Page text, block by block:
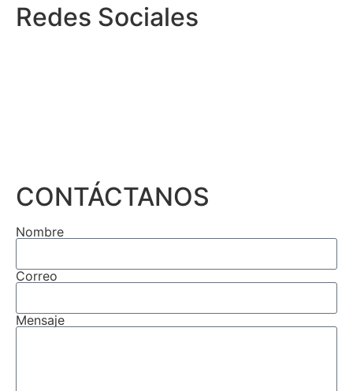
Redes Sociales
CONTÁCTANOS
Nombre
Correo
Mensaje